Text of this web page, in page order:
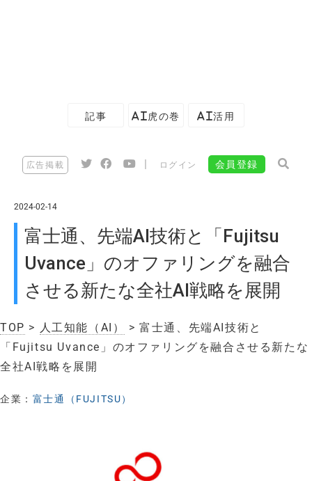
記事 AI虎の巻 AI活用
広告掲載 ログイン 会員登録
2024-02-14
富士通、先端AI技術と「Fujitsu
Uvance」のオファリングを融合
させる新たな全社AI戦略を展開
TOP > 人工知能（AI）
> 富士通、先端AI技術と
「Fujitsu Uvance」のオファリングを融合させる新たな
全社AI戦略を展開
企業： 富士通（FUJITSU）